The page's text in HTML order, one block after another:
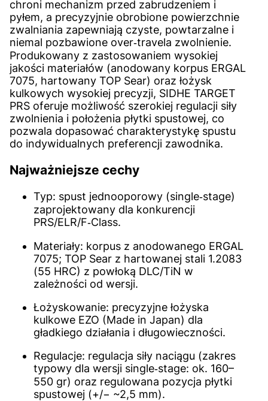
chroni mechanizm przed zabrudzeniem i
pyłem, a precyzyjnie obrobione powierzchnie
zwalniania zapewniają czyste, powtarzalne i
niemal pozbawione over‑travela zwolnienie.
Produkowany z zastosowaniem wysokiej
jakości materiałów (anodowany korpus ERGAL
7075, hartowany TOP Sear) oraz łożysk
kulkowych wysokiej precyzji, SIDHE TARGET
PRS oferuje możliwość szerokiej regulacji siły
zwolnienia i położenia płytki spustowej, co
pozwala dopasować charakterystykę spustu
do indywidualnych preferencji zawodnika.
Najważniejsze cechy
Typ: spust jednooporowy (single‑stage)
zaprojektowany dla konkurencji
PRS/ELR/F‑Class.
Materiały: korpus z anodowanego ERGAL
7075; TOP Sear z hartowanej stali 1.2083
(55 HRC) z powłoką DLC/TiN w
zależności od wersji.
Łożyskowanie: precyzyjne łożyska
kulkowe EZO (Made in Japan) dla
gładkiego działania i długowieczności.
Regulacje: regulacja siły naciągu (zakres
typowy dla wersji single‑stage: ok. 160–
550 gr) oraz regulowana pozycja płytki
spustowej (+/− ~2,5 mm).